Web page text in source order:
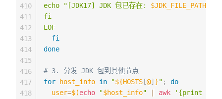
echo "[JDK17] JDK 包已存在: $JDK_FILE_PATH
fi
EOF
fi
done
# 3. 分发 JDK 包到其他节点
for
host_info in "${HOSTS [@] }" ;
do
user=$(echo "$host_info" awk
'{print $1}'
410
411
412
413
414
415
416
417
418